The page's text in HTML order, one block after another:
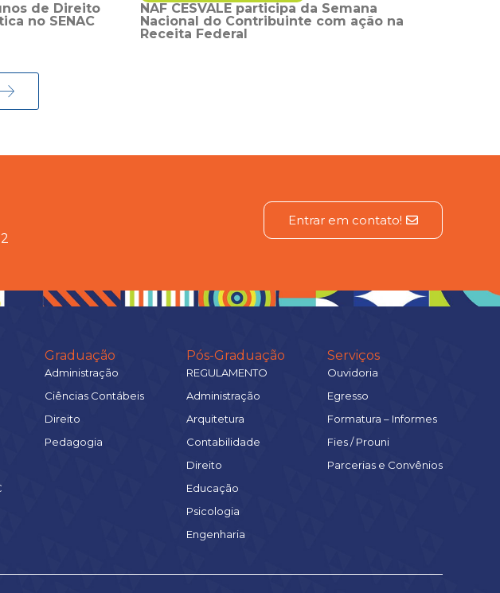
de Direito
no SENAC
NAF CESVALE participa da Semana
Nacional do Contribuinte com ação na
Receita Federal
Entrar em contato!
Graduação
Administração
Ciências Contábeis
Direito
Pedagogia
Pós-Graduação
REGULAMENTO
Administração
Arquitetura
Contabilidade
Direito
Educação
Psicologia
Engenharia
Serviços
Ouvidoria
Egresso
Formatura – Informes
Fies / Prouni
Parcerias e Convênios